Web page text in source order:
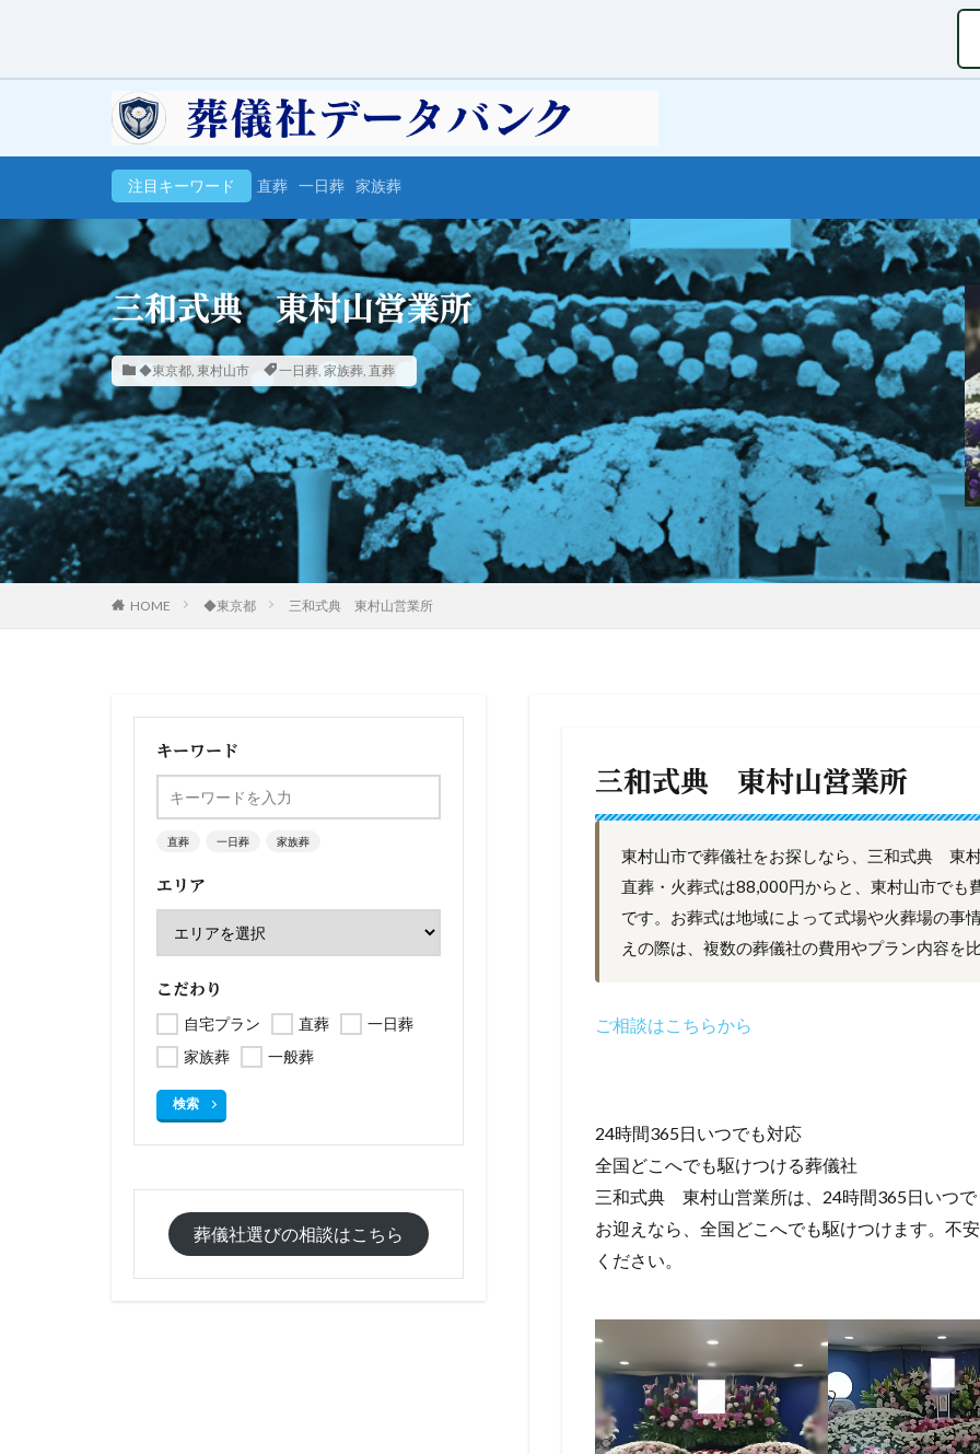
注目キーワード 直葬 一日葬 家族葬
三和式典 東村山営業所
◆東京都, 東村山市 一日葬, 家族葬, 直葬
HOME ◆東京都 三和式典 東村山営業所
三和式典 東村山営業所
東村山市で葬儀社をお探しなら、三和式典 東
直葬・火葬式は88,000円からと、東村山市でも
です。お葬式は地域によって式場や火葬場の事
えの際は、複数の葬儀社の費用やプラン内容を
ご相談はこちらから
24時間365日いつでも対応
全国どこへでも駆けつける葬儀社
三和式典 東村山営業所は、24時間365日いつ
お迎えなら、全国どこへでも駆けつけます。不
ください。
キーワード
直葬 一日葬 家族葬
エリア
こだわり
自宅プラン 直葬
一日葬
家族葬
一般葬
検索
葬儀社選びの相談はこちら